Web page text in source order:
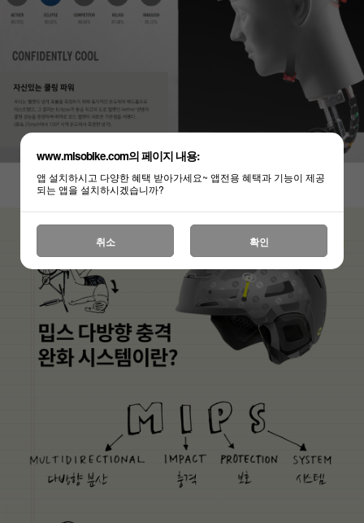
www.misobike.com의 페이지 내용:
앱 설치하시고 다양한 혜택 받아가세요~ 앱전용 혜택과 기능이 제공
되는 앱을 설치하시겠습니까?
취소 확인